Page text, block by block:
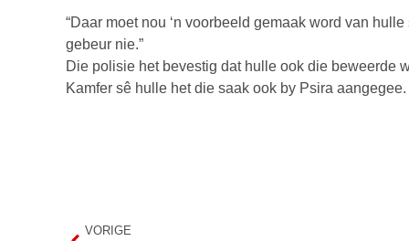
“Daar moet nou ‘n voorbeeld gemaak word van
gebeur nie.”
Die polisie het bevestig dat hulle ook die beweerde
Kamfer sê hulle het die saak ook by Psira aangegee.
VORIGE